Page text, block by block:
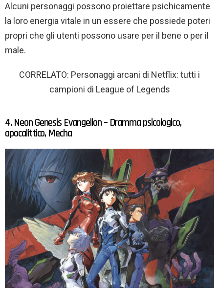
Alcuni personaggi possono proiettare psichicamente
la loro energia vitale in un essere che possiede poteri
propri che gli utenti possono usare per il bene o per il
male.
CORRELATO: Personaggi arcani di Netflix: tutti i
campioni di League of Legends
4. Neon Genesis Evangelion – Dramma psicologico,
apocalittico, Mecha